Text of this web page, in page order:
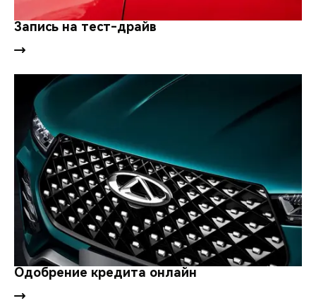
Запись на тест-драйв
Одобрение кредита онлайн